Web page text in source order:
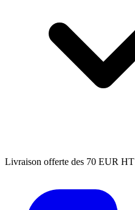
Livraison offerte des 70 EUR HT